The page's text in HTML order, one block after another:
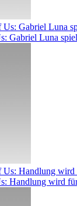
Gabriel Luna
Handlung wird